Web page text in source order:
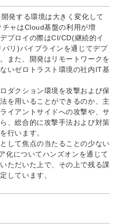
発する環境は大きく変化して
ャはCloud基盤の利用が増
プロイの際はCI/CD(継続的イ
リ)パイプラインを通じてデプ
また、開発はリモートワークを
いゼロトラスト環境の社内IT基
ダクション環境を攻撃および保
を用いることができるのか、主
イアントサイドへの攻撃や、サ
、総合的に攻撃手法および対策
行います。
して焦点の当たることの少ない
化についてハンズオンを通じて
ただいた上で、その上で残る課
しています。